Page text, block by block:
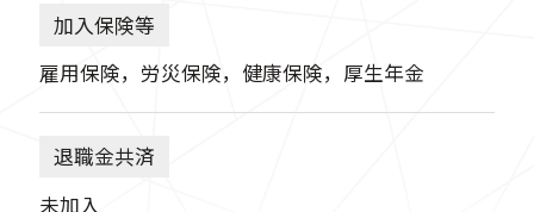
加入保険等
雇用保険，労災保険，健康保険，厚生年金
退職金共済
未加入